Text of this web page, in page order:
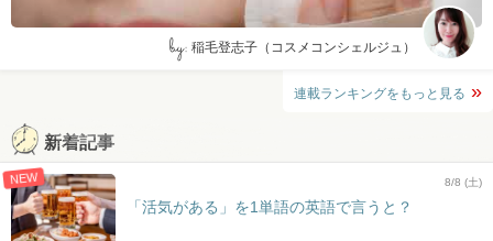
by: 稲毛登志子（コスメコンシェルジュ）
連載ランキングをもっと見る
新着記事
NEW 8/8 (土)
「活気がある」を1単語の英語で言うと？